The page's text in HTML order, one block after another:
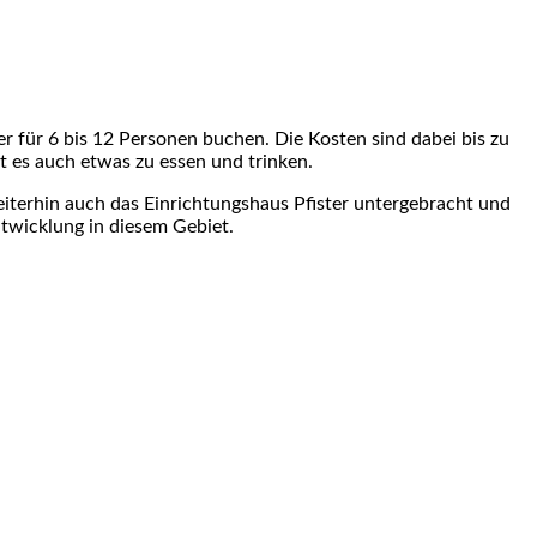
für 6 bis 12 Personen buchen. Die Kosten sind dabei bis zu
auch etwas zu essen und trinken.
auch das Einrichtungshaus Pfister untergebracht und
in diesem Gebiet.